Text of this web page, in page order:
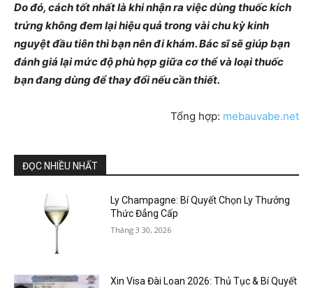
Do đó, cách tốt nhất là khi nhận ra việc dùng thuốc kích
trứng không đem lại hiệu quả trong vài chu kỳ kinh
nguyệt đầu tiên thì bạn nên đi khám. Bác sĩ sẽ giúp bạn
đánh giá lại mức độ phù hợp giữa cơ thể và loại thuốc
bạn đang dùng để thay đổi nếu cần thiết.
Tổng hợp: mebauvabe.net
ĐỌC NHIỀU NHẤT
Ly Champagne: Bí Quyết Chọn Ly Thưởng
Thức Đẳng Cấp
Tháng 3 30, 2026
Xin Visa Đài Loan 2026: Thủ Tục & Bí Quyết